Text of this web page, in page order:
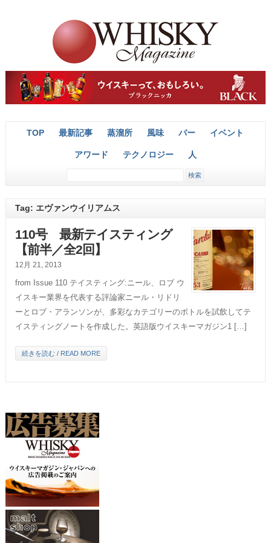
TOP 最新記事 蒸溜所 風味 バー イベント
アワード テクノロジー 人
Tag: エヴァンウイリアムス
110号 最新テイスティング
【前半／全2回】
12月 21, 2013
from Issue 110 テイスティング:ニール、ロブ ウ
イスキー業界を代表する評論家ニール・リドリ
ーとロブ・アランソンが、多彩なカテゴリーのボトルを試飲してテ
イスティングノートを作成した。英語版ウイスキーマガジン1 […]
続きを読む / READ MORE